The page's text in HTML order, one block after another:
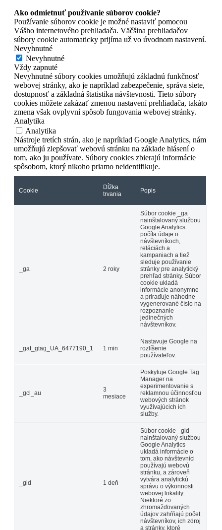
Ako odmietnuť používanie súborov cookie?
Používanie súborov cookie je možné nastaviť pomocou
Vášho internetového prehliadača. Väčšina prehliadačov
súbory cookie automaticky prijíma už vo úvodnom nastavení.
Nevyhnutné
Nevyhnutné
Vždy zapnuté
Nevyhnutné súbory cookies umožňujú základnú funkčnosť
webovej stránky, ako je napríklad zabezpečenie, správa siete,
dostupnosť a základná štatistika návštevnosti. Tieto súbory
cookies môžete zakázať zmenou nastavení prehliadača, takáto
zmena však ovplyvní spôsob fungovania webovej stránky.
Analytika
Analytika
Nástroje tretích strán, ako je napríklad Google Analytics, nám
umožňujú zlepšovať webovú stránku na základe hlásení o
tom, ako ju používate. Súbory cookies zbierajú informácie
spôsobom, ktorý nikoho priamo neidentifikuje.
Cookie
Dĺžka
trvania
Popis
_ga 2 roky
Súbor cookie _ga
nainštalovaný službou
Google Analytics
počíta údaje o
návštevníkoch,
reláciách a
kampaniach a tiež
sleduje používanie
stránky pre analytický
prehľad stránky. Súbor
cookie ukladá
informácie anonymne
a priraďuje náhodne
vygenerované číslo na
rozpoznanie
jedinečných
návštevníkov.
_gat_gtag_UA_6477190_1 1 min
Nastavuje Google na
rozlíšenie
používateľov.
_gcl_au
3
mesiace
Poskytuje Google Tag
Manager na
experimentovanie s
reklamnou účinnosťou
webových stránok
využívajúcich ich
služby.
_gid 1 deň
Súbor cookie _gid
nainštalovaný službou
Google Analytics
ukladá informácie o
tom, ako návštevníci
používajú webovú
stránku, a zároveň
vytvára analytickú
správu o výkonnosti
webovej lokality.
Niektoré zo
zhromažďovaných
údajov zahŕňajú počet
návštevníkov, ich zdroj
a stránky, ktoré